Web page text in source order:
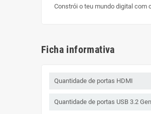
Constrói o teu mundo digital com
Ficha informativa
Quantidade de portas HDMI
Quantidade de portas USB 3.2